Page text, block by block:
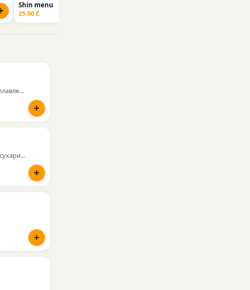
Shin menu
25.00 ₾
Традиционная грузинская выпечка с нежным, расплавленным сыром внутри.
Классический салат с курицей гриль, хрустящими сухариками и пармезаном.